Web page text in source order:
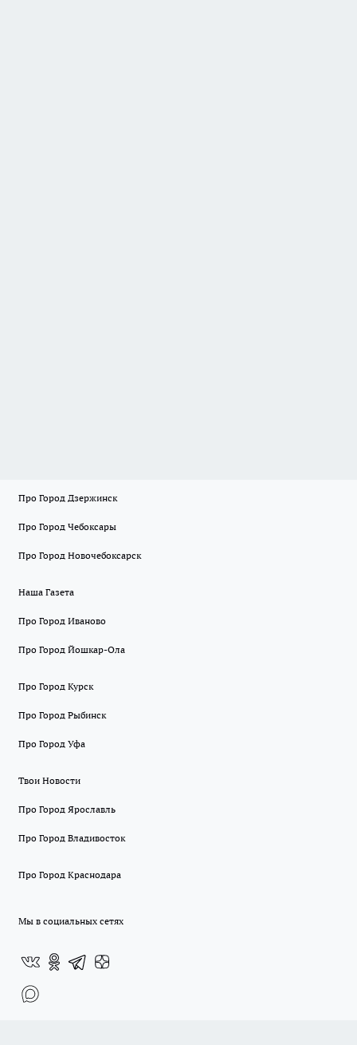
Про Город Дзержинск
Про Город Чебоксары
Про Город Новочебоксарск
Наша Газета
Про Город Иваново
Про Город Йошкар-Ола
Про Город Курск
Про Город Рыбинск
Про Город Уфа
Твои Новости
Про Город Ярославль
Про Город Владивосток
Про Город Краснодара
Мы в социальных сетях